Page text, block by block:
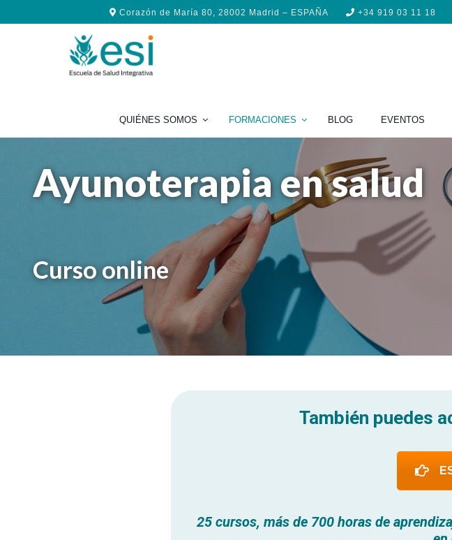
Corazón de María 80, 28002 Madrid – ESPAÑA +34 919 03 11 18
QUIÉNES SOMOS FORMACIONES BLOG EVENTOS
Ayunoterapia en salud
Curso online
También puedes
25 cursos, más de 700 horas de